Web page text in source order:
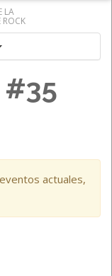
LA
ROCK
#35
actuales,